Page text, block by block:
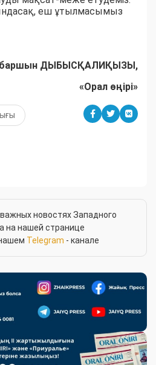
еш ұтылмасымыз
ДЫБЫСҚАЛИҚЫЗЫ,
«Орал өңірі»
новостях Западного
на нашей странице
Telegram - канале